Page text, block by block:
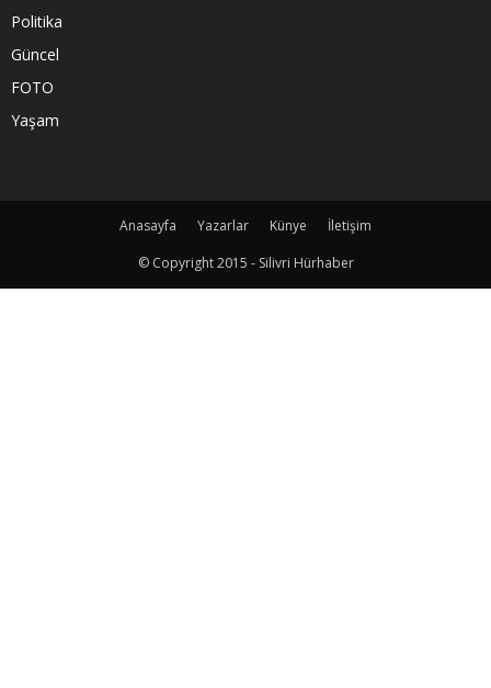
Politika
Güncel
FOTO
Yaşam
Anasayfa Yazarlar Künye
İletişim
© Copyright 2015 - Silivri Hürhaber